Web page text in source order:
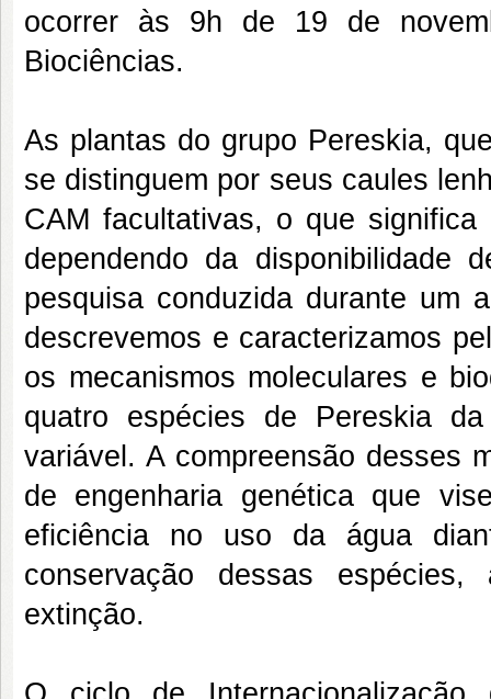
ocorrer às 9h de 19 de
Biociências.
As plantas do grupo Pereskia,
se distinguem por seus caules
CAM facultativas, o que
dependendo da disponibilidade
pesquisa conduzida durante um
descrevemos e caracterizamos
os mecanismos moleculares e
quatro espécies de Pereskia
variável. A compreensão desses
de engenharia genética que
eficiência no uso da água
conservação dessas
extinção.